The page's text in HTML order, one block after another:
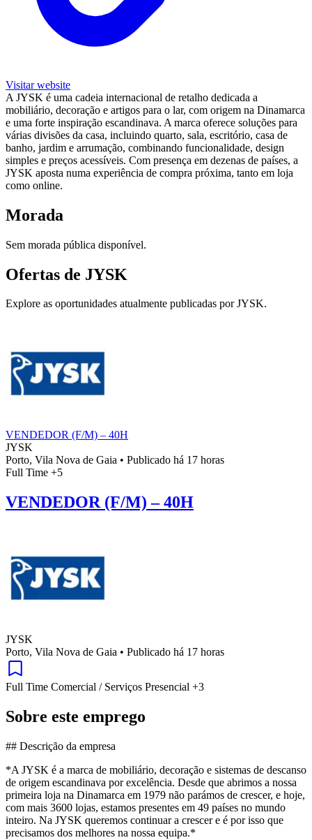
Visitar website
A JYSK é uma cadeia internacional de retalho dedicada a
mobiliário, decoração e artigos para o lar, com origem na Dinamarca
e uma forte inspiração escandinava. A marca oferece soluções para
várias divisões da casa, incluindo quarto, sala, escritório, casa de
banho, jardim e arrumação, combinando funcionalidade, design
simples e preços acessíveis. Com presença em dezenas de países, a
JYSK aposta numa experiência de compra próxima, tanto em loja
como online.
Morada
Sem morada pública disponível.
Ofertas de JYSK
Explore as oportunidades atualmente publicadas por JYSK.
VENDEDOR (F/M) – 40H
JYSK
Porto, Vila Nova de Gaia • Publicado há 17 horas
Full Time +5
VENDEDOR (F/M) – 40H
JYSK
Porto, Vila Nova de Gaia • Publicado há 17 horas
Full Time Comercial / Serviços Presencial +3
Sobre este emprego
## Descrição da empresa
*A JYSK é a marca de mobiliário, decoração e sistemas de descanso
de origem escandinava por excelência. Desde que abrimos a nossa
primeira loja na Dinamarca em 1979 não parámos de crescer, e hoje,
com mais 3600 lojas, estamos presentes em 49 países no mundo
inteiro. Na JYSK queremos continuar a crescer e é por isso que
precisamos dos melhores na nossa equipa.*